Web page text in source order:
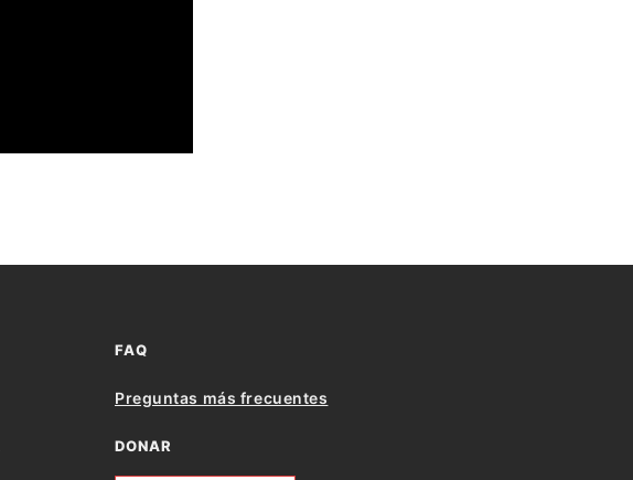
FAQ
Preguntas más frecuentes
DONAR